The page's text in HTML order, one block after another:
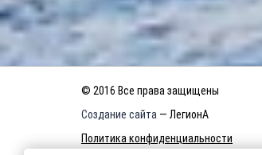
© 2016 Все права защищены
Создание сайта — ЛегионА
Политика конфиденциальности